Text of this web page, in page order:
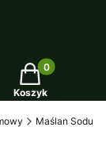
Twój koszyk:
Koszyk
Maślan Sodu